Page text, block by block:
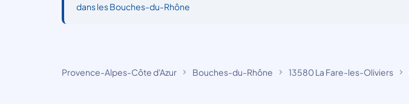
dans les Bouches-du-Rhône
Provence-Alpes-Côte d'Azur Bouches-du-Rhône 13580 La Fare-les-Oliviers